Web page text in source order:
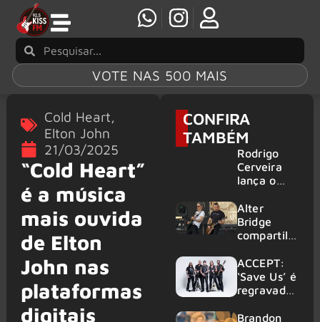
VOTE NAS 500 MAIS
Cold Heart,
Elton John
21/03/2025
“Cold Heart”
é a música
mais ouvida
de Elton
John nas
plataformas
digitais
CONFIRA
TAMBÉM
Rodrigo
Cerveira
lança o
Searcher”
Alter
Bridge
compartilh
vivo de
“Fortress”
gravada
am Ring
ACCEPT:
‘Save Us’ é
regravada
membros
Brandon